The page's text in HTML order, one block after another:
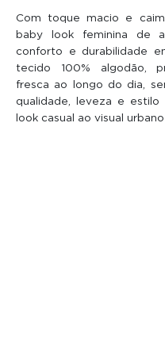
Com toque macio e
baby look feminina de
conforto e durabilidade
tecido 100% algodão,
fresca ao longo do dia,
qualidade, leveza e
look casual ao visual